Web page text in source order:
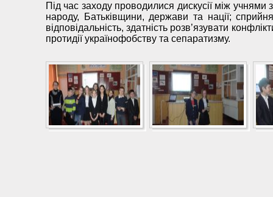
Під час заходу проводилися дискусії між
народу, Батьківщини, держави та нації;
відповідальність, здатність розв’язувати
протидії українофобству та сепаратизму.